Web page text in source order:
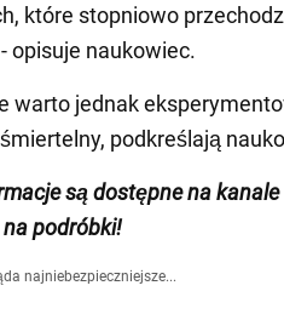
które stopniowo
opisuje naukowiec.
warto jednak
podkreślają
są dostępne nakanale
podróbki!
najniebezpieczniejsze...